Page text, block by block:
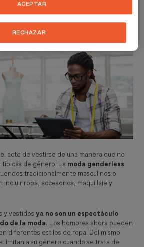
sin ningún problema. Gracias a ella, son
se pueden vestir exactamente de la
, sin tener que sufrir ningún
acto de vestirse de una manera que no
típicas de género. La moda genderless
tradicionalmente masculinos o
incluir ropa, accesorios, maquillaje y
y vestidosya no son un espectáculo
de la moda. Los hombres ahora pueden
diferentes estilos de ropa. Del mismo
limitan a su género cuando se trata de
RECHAZAR
ACEPTAR